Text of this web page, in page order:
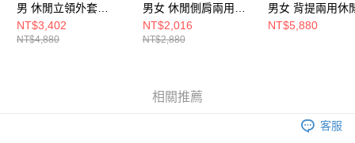
男 休閒立領外套
NF0A87V1QLI
NT$3,402
NT$4,880
男女 休閒側肩兩用背
包 NF0A3KZU53R
NT$2,016
NT$2,880
男女 背提兩用休
行包
NT$5,880
相關推薦
客服